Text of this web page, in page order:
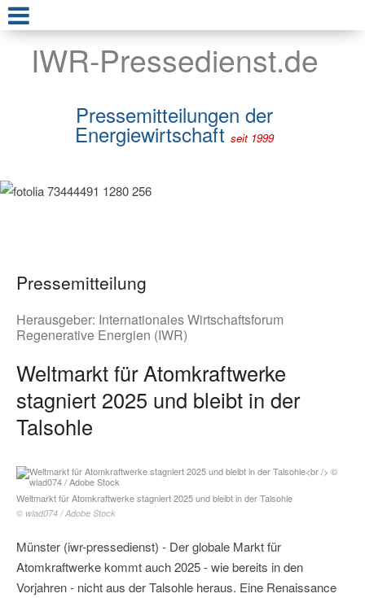
IWR-Pressedienst.de
Pressemitteilungen der
Energiewirtschaft seit 1999
Pressemitteilung
Herausgeber: Internationales Wirtschaftsforum
Regenerative Energien (IWR)
Weltmarkt für Atomkraftwerke
stagniert 2025 und bleibt in der
Talsohle
Weltmarkt für Atomkraftwerke stagniert 2025 und bleibt in der Talsohle
© wlad074 / Adobe Stock
Münster (iwr-pressedienst) - Der globale Markt für
Atomkraftwerke kommt auch 2025 - wie bereits in den
Vorjahren - nicht aus der Talsohle heraus. Eine Renaissance